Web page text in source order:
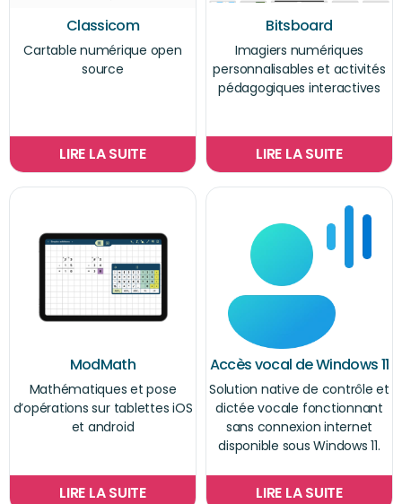
Classicom
Cartable numérique open
source
LIRE LA SUITE
Bitsboard
Imagiers numériques
personnalisables et activités
pédagogiques interactives
LIRE LA SUITE
ModMath
Mathématiques et pose
d’opérations sur tablettes iOS
et android
LIRE LA SUITE
Accès vocal de Windows 11
Solution native de contrôle et
dictée vocale fonctionnant
sans connexion internet
disponible sous Windows 11.
LIRE LA SUITE